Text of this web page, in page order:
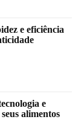
e eficiência
e
alimentos